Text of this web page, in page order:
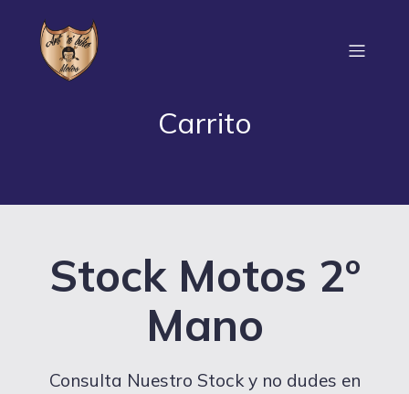
Carrito
Stock Motos 2º
Mano
Consulta Nuestro Stock y no dudes en